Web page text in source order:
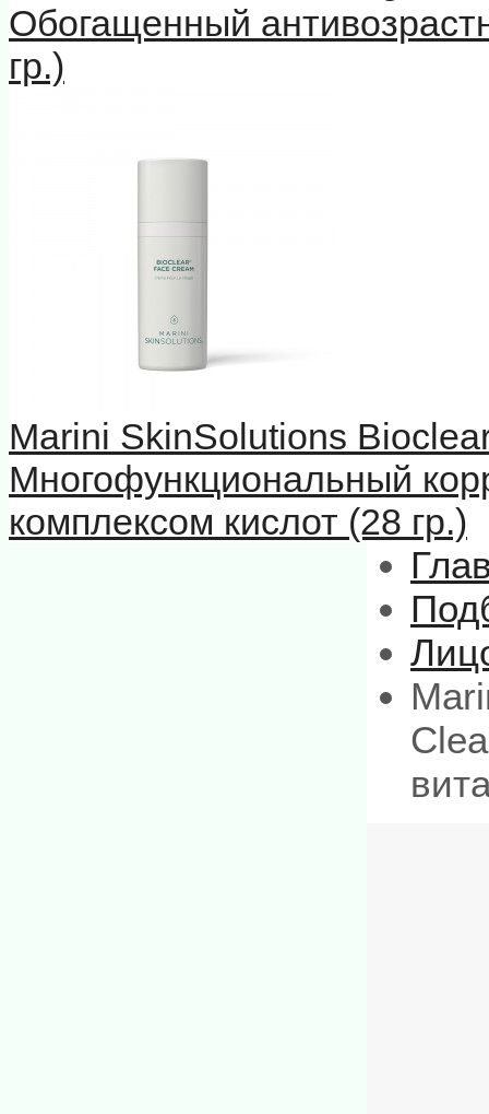
Обогащенный
гр.)
Marini SkinSolutions
Многофункциональный
комплексом кислот (28 гр.)